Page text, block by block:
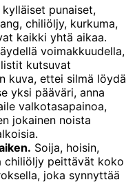
punaiset,
chiliöljy, kurkuma,
kaikki yhtä aikaa.
voimakkuudella,
kutsuvat
kuva, ettei silmä löydä
yksi pääväri, anna
valkotasapainoa,
jokainen noista
Soija, hoisin,
chiliöljy peittävät koko
joka synnyttää